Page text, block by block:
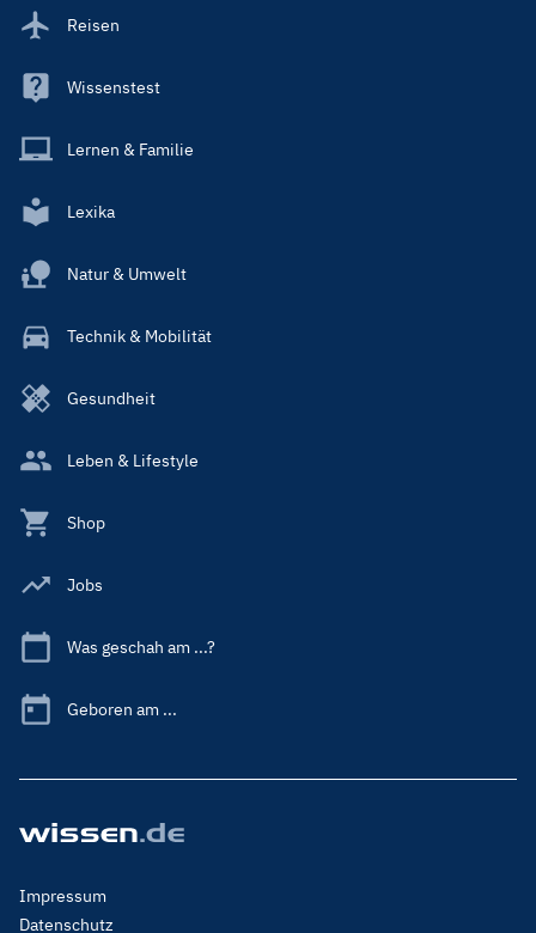
Reisen
Wissenstest
Lernen & Familie
Lexika
Natur & Umwelt
Technik & Mobilität
Gesundheit
Leben & Lifestyle
Shop
Jobs
Was geschah am ...?
Geboren am ...
Footer
Menu
Impressum
Datenschutz